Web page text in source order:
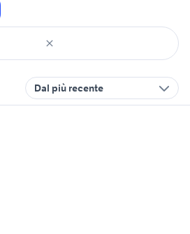
Dal più recente